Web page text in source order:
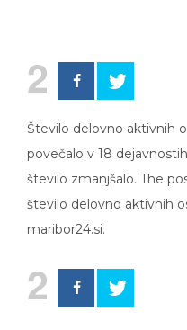
2
Število delovno aktivnih
povečalo v 18
število zmanjšalo. The
število delovno aktivnih
maribor24.si.
2